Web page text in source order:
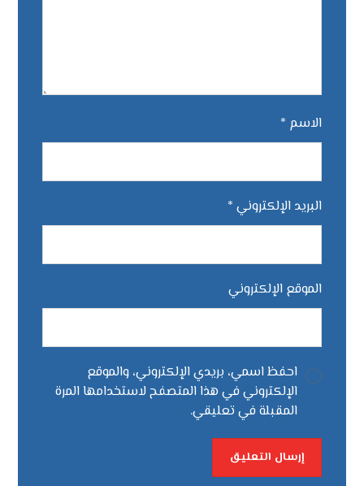
الاسم *
البريد الإلكتروني *
الموقع الإلكتروني
احفظ اسمي، بريدي الإلكتروني، والموقع
الإلكتروني في هذا المتصفح لاستخدامها المرة
المقبلة في تعليقي.